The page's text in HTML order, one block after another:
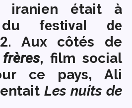
iranien était à
du festival de
. Aux côtés de
, film social
ce pays, Ali
Les nuits de